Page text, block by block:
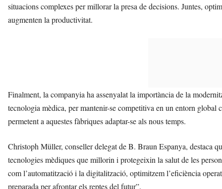
situacions complexes per millorar la presa de decisions. Juntes,
augmenten la productivitat.
Finalment, la companyia ha assenyalat la importància de la
tecnologia mèdica, per mantenir-se competitiva en un entorn global
permetent a aquestes fàbriques adaptar-se als nous temps.
Christoph Müller, conseller delegat de B. Braun Espanya, destaca
tecnologies mèdiques que millorin i protegeixin la salut de les
com l’automatització i la digitalització, optimitzem l’eficiència
preparada per afrontar els reptes del futur”.